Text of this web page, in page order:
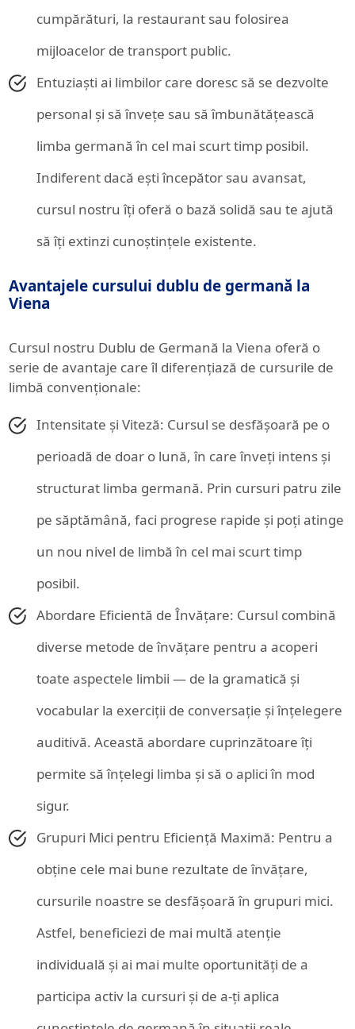
cumpărături, la restaurant sau folosirea
mijloacelor de transport public.
Entuziaști ai limbilor care doresc să se dezvolte
personal și să învețe sau să îmbunătățească
limba germană în cel mai scurt timp posibil.
Indiferent dacă ești începător sau avansat,
cursul nostru îți oferă o bază solidă sau te ajută
să îți extinzi cunoștințele existente.
Avantajele cursului dublu de germană la
Viena
Cursul nostru Dublu de Germană la Viena oferă o
serie de avantaje care îl diferențiază de cursurile de
limbă convenționale:
Intensitate și Viteză: Cursul se desfășoară pe o
perioadă de doar o lună, în care înveți intens și
structurat limba germană. Prin cursuri patru zile
pe săptămână, faci progrese rapide și poți atinge
un nou nivel de limbă în cel mai scurt timp
posibil.
Abordare Eficientă de Învățare: Cursul combină
diverse metode de învățare pentru a acoperi
toate aspectele limbii — de la gramatică și
vocabular la exerciții de conversație și înțelegere
auditivă. Această abordare cuprinzătoare îți
permite să înțelegi limba și să o aplici în mod
sigur.
Grupuri Mici pentru Eficiență Maximă: Pentru a
obține cele mai bune rezultate de învățare,
cursurile noastre se desfășoară în grupuri mici.
Astfel, beneficiezi de mai multă atenție
individuală și ai mai multe oportunități de a
participa activ la cursuri și de a-ți aplica